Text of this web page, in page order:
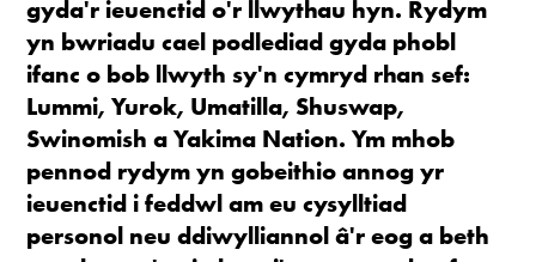
gyda'r ieuenctid o'r llwythau hyn. Rydym
yn bwriadu cael podlediad gyda phobl
ifanc o bob llwyth sy'n cymryd rhan sef:
Lummi, Yurok, Umatilla, Shuswap,
Swinomish a Yakima Nation. Ym mhob
pennod rydym yn gobeithio annog yr
ieuenctid i feddwl am eu cysylltiad
personol neu ddiwylliannol â'r eog a beth